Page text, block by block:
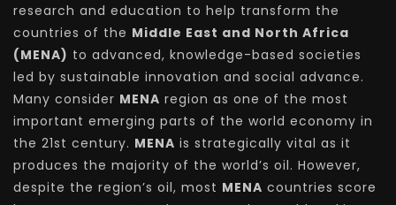
research and education to help transform the
countries of the Middle East and North Africa
(MENA) to advanced, knowledge-based societies
led by sustainable innovation and social advance.
Many consider MENA region as one of the most
important emerging parts of the world economy in
the 21st century. MENA is strategically vital as it
produces the majority of the world’s oil. However,
despite the region’s oil, most MENA countries score